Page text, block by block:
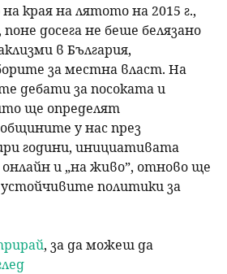
края на лятото на 2015 г.,
досега не беше белязано
в България,
за местна власт. На
дебати за посоката и
ще определят
у нас през
години, инициативата
онлайн и „на живо”, отново ще
политики за
, за да можеш да